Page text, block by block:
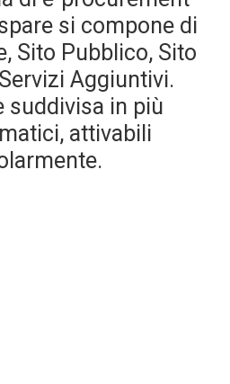
si compone di
Sito Pubblico, Sito
Aggiuntivi.
suddivisa in più
attivabili